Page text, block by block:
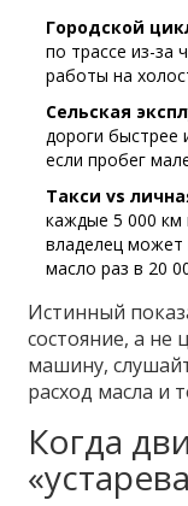
Городской
по трассе из-за
работы на
Сельская
дороги быстрее
если пробег
Такси vs
каждые 5 000 км
владелец может
масло раз в 20
Истинный
состояние, а не
машину,
расход масла и
Когда